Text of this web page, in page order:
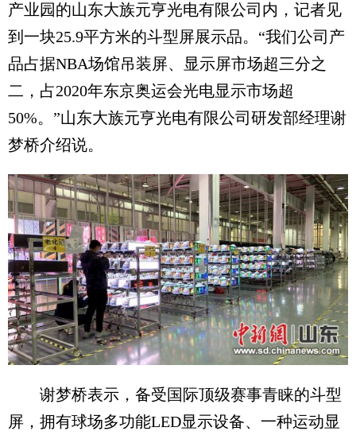
产业园的山东大族元亨光电有限公司内，记者见
到一块25.9平方米的斗型屏展示品。“我们公司产
品占据NBA场馆吊装屏、显示屏市场超三分之
二，占2020年东京奥运会光电显示市场超
50%。”山东大族元亨光电有限公司研发部经理谢
梦桥介绍说。
谢梦桥表示，备受国际顶级赛事青睐的斗型
屏，拥有球场多功能LED显示设备、一种运动显